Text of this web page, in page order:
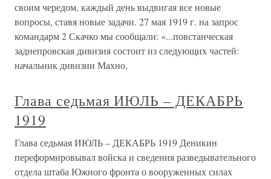
своим чередом, каждый день выдвигая все новые
вопросы, ставя новые задачи. 27 мая 1919 г. на запрос
командарм 2 Скачко мы сообщали: «...повстанческая
заднепровская дивизия состоит из следующих частей:
начальник дивизии Махно,
Глава седьмая ИЮЛЬ – ДЕКАБРЬ
1919
Глава седьмая ИЮЛЬ – ДЕКАБРЬ 1919 Деникин
переформировывал войска и сведения разведывательного
отдела штаба Южного фронта о вооруженных силах